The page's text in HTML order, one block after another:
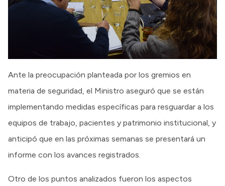
Ante la preocupación planteada por los gremios en
materia de seguridad, el Ministro aseguró que se están
implementando medidas específicas para resguardar a los
equipos de trabajo, pacientes y patrimonio institucional, y
anticipó que en las próximas semanas se presentará un
informe con los avances registrados.
Otro de los puntos analizados fueron los aspectos